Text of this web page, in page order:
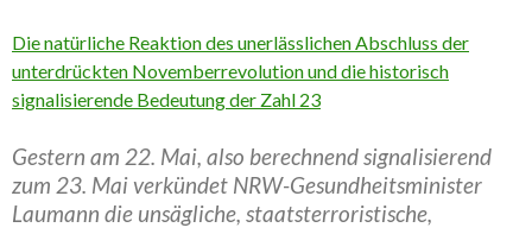
Die natürliche Reaktion des unerlässlichen Abschluss der
unterdrückten Novemberrevolution und die historisch
signalisierende Bedeutung der Zahl 23
Gestern am 22. Mai, also berechnend signalisierend
zum 23. Mai verkündet NRW-Gesundheitsminister
Laumann die unsägliche, staatsterroristische,